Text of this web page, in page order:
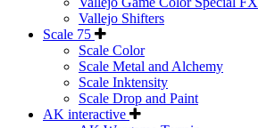
Vallejo Shifters
Scale 75
Scale Color
Scale Metal and Alchemy
Scale Inktensity
Scale Drop and Paint
AK interactive